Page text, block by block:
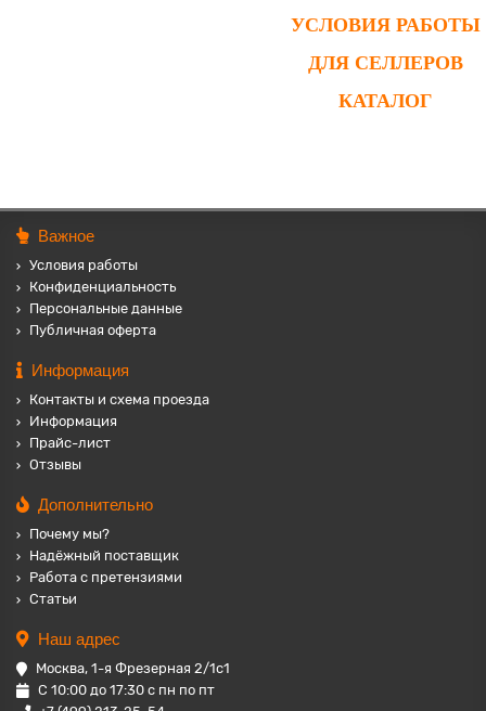
УСЛОВИЯ РАБОТЫ
ДЛЯ СЕЛЛЕРОВ
КАТАЛОГ
Важное
Условия работы
Конфиденциальность
Персональные данные
Публичная оферта
Информация
Контакты и схема проезда
Информация
Прайс-лист
Отзывы
Дополнительно
Почему мы?
Надёжный поставщик
Работа с претензиями
Статьи
Наш адрес
Москва, 1-я Фрезерная 2/1с1
С 10:00 до 17:30 с пн по пт